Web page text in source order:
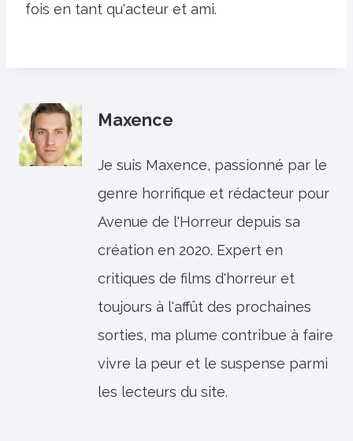
fois en tant qu'acteur et ami.
Maxence
Je suis Maxence, passionné par le
genre horrifique et rédacteur pour
Avenue de l'Horreur depuis sa
création en 2020. Expert en
critiques de films d'horreur et
toujours à l'affût des prochaines
sorties, ma plume contribue à faire
vivre la peur et le suspense parmi
les lecteurs du site.